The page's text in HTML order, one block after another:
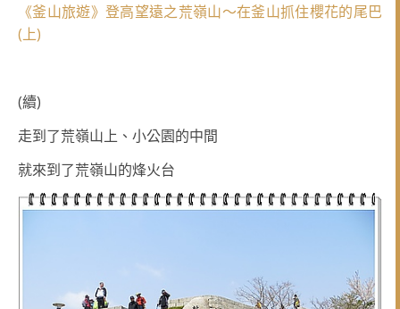
《釜山旅遊》登高望遠之荒嶺山～在釜山抓住櫻花的尾巴
(上)
(續)
走到了荒嶺山上 、小公園的中間
就來到了荒嶺山的烽火台